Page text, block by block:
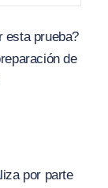
esta prueba?
de
por parte